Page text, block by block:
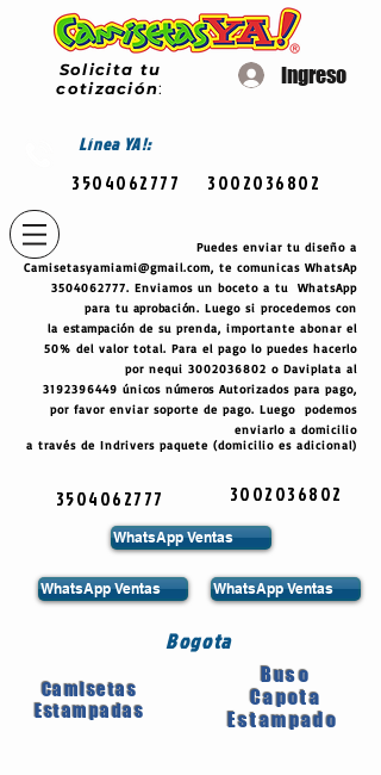
Solicita tu
cotización:
Ingreso
LíneaYA!:
3504062777 3002036802
Puedes enviar tu diseño a
Camisetasyamiami@gmail.com, te comunicas WhatsAp
3504062777. Enviamos un boceto a tu WhatsApp
para tu aprobación. Luego si procedemos con
laestampación de su prenda, importante abonar el
50% del valor total. Para el pago lo puedes hacerlo
por nequi 3002036802 o Daviplata al
3192396449 únicos números Autorizados para pago,
por favor enviar soporte de pago. Luego podemos
enviarlo a domicilio
a través de Indrivers paquete (domicilio es adicional)
3504062777 3002036802
WhatsApp Ventas
WhatsApp Ventas WhatsApp Ventas
Bogota
Camisetas
Estampadas
Buso
Capota
Estampado